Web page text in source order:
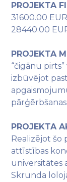
PROJEKTA
31600.00
28440.00
PROJEKTA
“čigānu
izbūvējot
PROJEKTA
Realizējot šo
attīstības
universitātes
Skrunda